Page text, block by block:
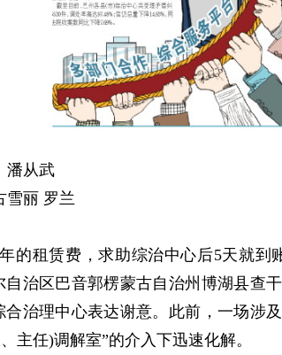
从武
雪丽 罗兰
租赁费，求助综治中心后5天就到
自治区巴音郭楞蒙古自治州博湖县查
合治理中心表达谢意。此前，一场涉
主任)调解室”的介入下迅速化解。